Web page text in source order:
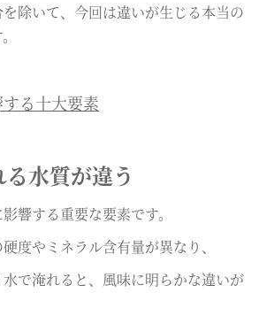
除いて、今回は違いが生じる本当の
る十大要素
水質が違う
響する重要な要素です。
度やミネラル含有量が異なり、
で淹れると、風味に明らかな違いが